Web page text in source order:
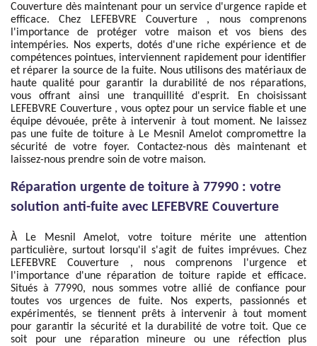
Couverture dès maintenant pour un service d'urgence rapide et
efficace. Chez LEFEBVRE Couverture , nous comprenons
l'importance de protéger votre maison et vos biens des
intempéries. Nos experts, dotés d'une riche expérience et de
compétences pointues, interviennent rapidement pour identifier
et réparer la source de la fuite. Nous utilisons des matériaux de
haute qualité pour garantir la durabilité de nos réparations,
vous offrant ainsi une tranquillité d'esprit. En choisissant
LEFEBVRE Couverture , vous optez pour un service fiable et une
équipe dévouée, prête à intervenir à tout moment. Ne laissez
pas une fuite de toiture à Le Mesnil Amelot compromettre la
sécurité de votre foyer. Contactez-nous dès maintenant et
laissez-nous prendre soin de votre maison.
Réparation urgente de toiture à 77990 : votre
solution anti-fuite avec LEFEBVRE Couverture
À Le Mesnil Amelot, votre toiture mérite une attention
particulière, surtout lorsqu'il s'agit de fuites imprévues. Chez
LEFEBVRE Couverture , nous comprenons l'urgence et
l'importance d'une réparation de toiture rapide et efficace.
Situés à 77990, nous sommes votre allié de confiance pour
toutes vos urgences de fuite. Nos experts, passionnés et
expérimentés, se tiennent prêts à intervenir à tout moment
pour garantir la sécurité et la durabilité de votre toit. Que ce
soit pour une réparation mineure ou une réfection plus